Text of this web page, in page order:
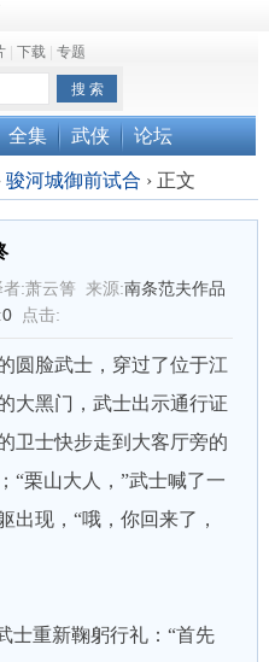
| 下载| 专题
全集 武侠 论坛
骏河城御前试合 ›正文
:萧云箐 来源:南条范夫作品
0点击:
脸武士，穿过了位于江
大黑门，武士出示通行证
卫士快步走到大客厅旁的
“栗山大人，”武士喊了一
出现，“哦，你回来了，
重新鞠躬行礼：“首先